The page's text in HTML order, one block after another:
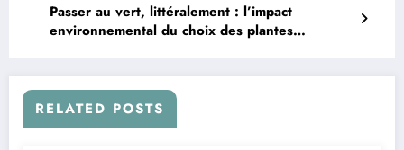
Passer au vert, littéralement : l’impact
environnemental du choix des plantes
RELATED POSTS